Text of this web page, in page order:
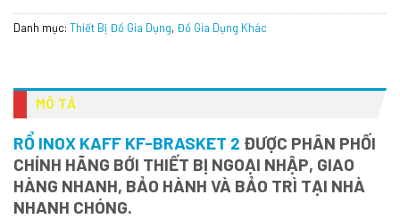
Danh mục: Thiết Bị Đồ Gia Dụng, Đồ Gia Dụng Khác
MÔ TẢ
RỔ INOX KAFF KF-BRASKET 2 ĐƯỢC PHÂN PHỐI
CHÍNH HÃNG BỚI THIẾT BỊ NGOẠI NHẬP, GIAO
HÀNG NHANH, BẢO HÀNH VÀ BẢO TRÌ TẠI NHÀ
NHANH CHÓNG.